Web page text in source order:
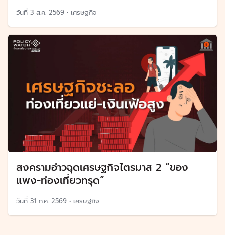
วันที่ 3 ส.ค. 2569 • เศรษฐกิจ
สงครามอ่าวฉุดเศรษฐกิจไตรมาส 2 “ของ
แพง-ท่องเที่ยวทรุด”
วันที่ 31 ก.ค. 2569 • เศรษฐกิจ